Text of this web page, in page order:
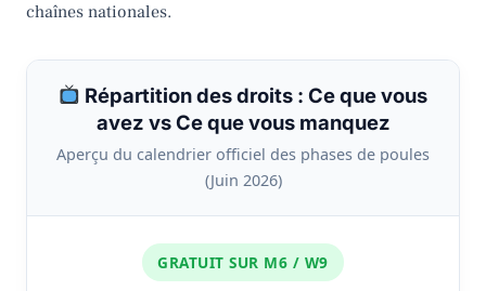
chaînes nationales.
Répartition des droits : Ce que vous
avez vs Ce que vous manquez
Aperçu du calendrier officiel des phases de poules
(Juin 2026)
GRATUIT SUR M6 / W9